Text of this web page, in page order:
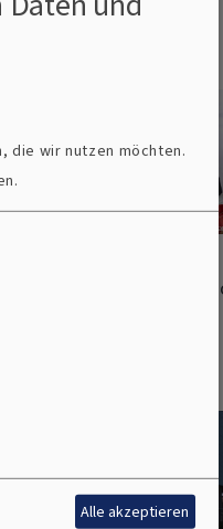
die wir nutzen möchten.
Alle akzeptieren